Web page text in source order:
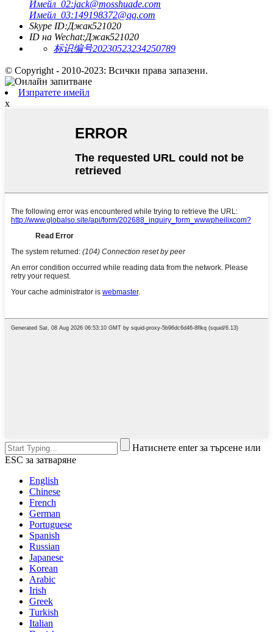
Имейл_02:jack@mosshuade.com
Имейл_03:149198372@qq.com
Skype ID:Джак521020
ID на Wechat:Джак521020
标识编号20230523234250789
© Copyright - 2010-2023: Всички права запазени.
Изпратете имейл
x
Натиснете enter за търсене или
ESC за затваряне
English
Chinese
French
German
Portuguese
Spanish
Russian
Japanese
Korean
Arabic
Irish
Greek
Turkish
Italian